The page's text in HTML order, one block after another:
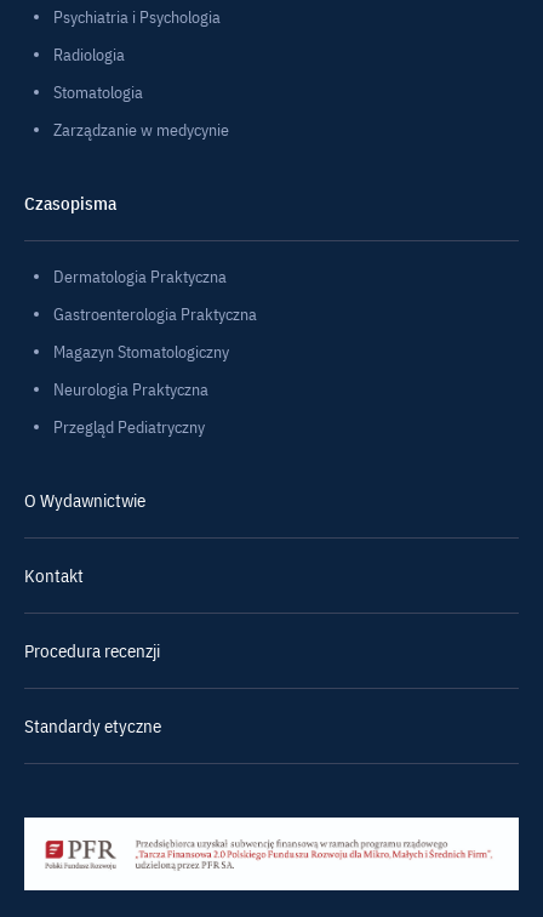
Psychiatria i Psychologia
Radiologia
Stomatologia
Zarządzanie w medycynie
Czasopisma
Dermatologia Praktyczna
Gastroenterologia Praktyczna
Magazyn Stomatologiczny
Neurologia Praktyczna
Przegląd Pediatryczny
O Wydawnictwie
Kontakt
Procedura recenzji
Standardy etyczne